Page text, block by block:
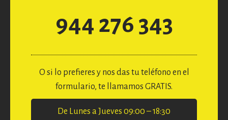
944 276 343
O si lo prefieres y nos das tu teléfono en el
formulario, te llamamos GRATIS.
De Lunes a Jueves 09:00 – 18:30